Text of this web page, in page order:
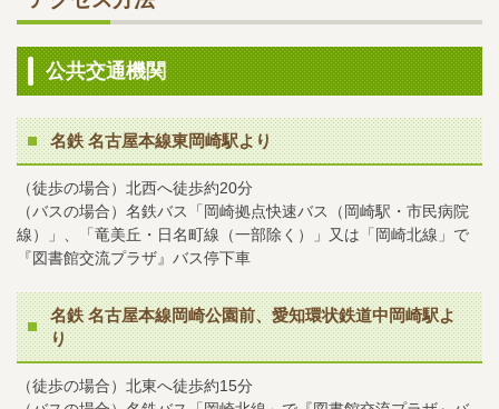
公共交通機関
名鉄 名古屋本線東岡崎駅より
（徒歩の場合）北西へ徒歩約20分
（バスの場合）名鉄バス「岡崎拠点快速バス（岡崎駅・市民病院
線）」、「竜美丘・日名町線（一部除く）」又は「岡崎北線」で
『図書館交流プラザ』バス停下車
名鉄 名古屋本線岡崎公園前、愛知環状鉄道中岡崎駅よ
り
（徒歩の場合）北東へ徒歩約15分